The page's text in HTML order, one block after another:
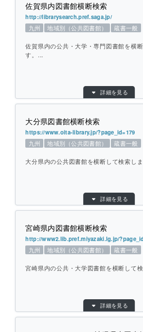
提供元： 小郡市立図書館
対象館数： 13
地域： 九州
横断方式：
対象館のデータベースを
I」を活用した市町村立図
「Unitrad ローカル」で、
導入されました。
個別ページを開く
佐賀県内図書館横断検索
http://librarysearch.pref.saga.jp/
九州 地域別（公共図書館） 蔵書一般
佐賀県内の公共・大学・専門図書館を横
す。...
蔵書一般
提供元： 佐賀県
対象館数： 22
地域： 九州
横断方式： 対象館のデータベースを横
詳細を見る
大分県図書館横断検索
https://www.oita-library.jp/?page_id=179
九州 地域別（公共図書館） 蔵書一般
大分県内の公共図書館を横断して検索し
蔵書一般
提供元： 大分県立図書館
対象館数： 17
地域： 九州
横断方式： 対象館のデータベースを横
詳細を見る
宮崎県内図書館横断検索
http://www2.lib.pref.miyazaki.lg.jp/
九州 地域別（公共図書館） 蔵書一般
宮崎県内の公共・大学図書館を横断して
蔵書一般 詳細を見る